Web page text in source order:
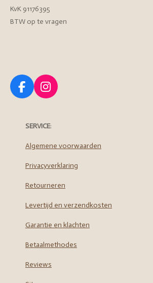
KvK 91176395
BTW op te vragen
F
a
e
o
k
I
n
t
g
a
SERVICE:
Algemene voorwaarden
Privacyverklaring
Retourneren
Levertijd en verzendkosten
Garantie en klachten
Betaalmethodes
Reviews